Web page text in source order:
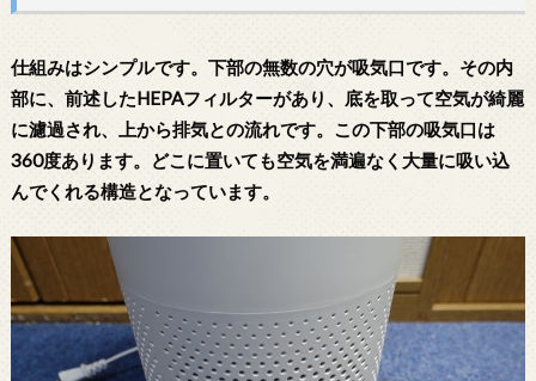
仕組みはシンプルです。下部の無数の穴が吸気口です。その内
部に、前述したHEPAフィルターがあり、底を取って空気が綺麗
に濾過され、上から排気との流れです。この下部の吸気口は
360度あります。どこに置いても空気を満遍なく大量に吸い込
んでくれる構造となっています。